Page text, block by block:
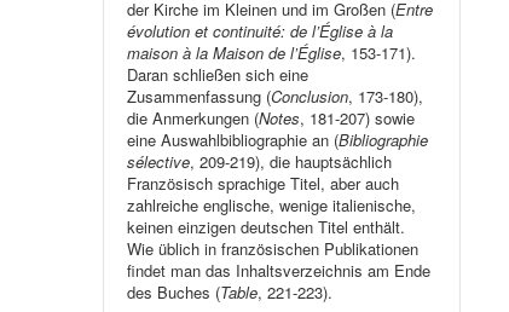
der Kirche im Kleinen und im Großen (Entre
évolution et continuité: de l’Église à la
maison à la Maison de l’Église, 153-171).
Daran schließen sich eine
Zusammenfassung (Conclusion, 173-180),
die Anmerkungen (Notes, 181-207) sowie
eine Auswahlbibliographie an (Bibliographie
sélective, 209-219), die hauptsächlich
Französisch sprachige Titel, aber auch
zahlreiche englische, wenige italienische,
keinen einzigen deutschen Titel enthält.
Wie üblich in französischen Publikationen
findet man das Inhaltsverzeichnis am Ende
des Buches (Table, 221-223).